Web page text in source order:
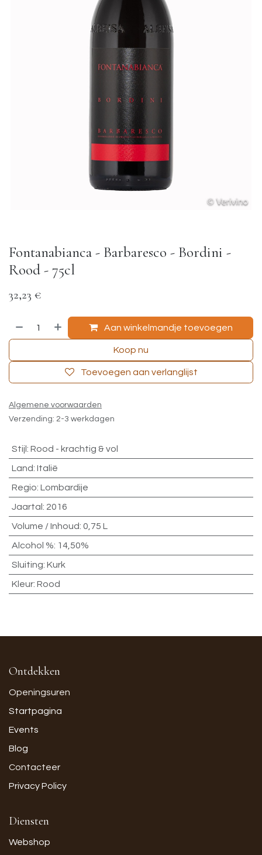
Fontanabianca - Barbaresco - Bordini -
Rood - 75cl
32,23 €
Aan winkelmandje toevoegen
Koop nu
Toevoegen aan verlanglijst
Algemene voorwaarden
Verzending: 2-3 werkdagen
Stijl : Rood - krachtig & vol
Land: Italië
Regio: Lombardije
Jaartal : 2016
Volume / Inhoud: 0,75 L
Alcohol %: 14,50%
Sluiting: Kurk
Kleur: Rood
Ontdekken
Openingsuren
Startpagina
Events
Blog
Contacteer
Privacy Policy
Diensten
Webshop